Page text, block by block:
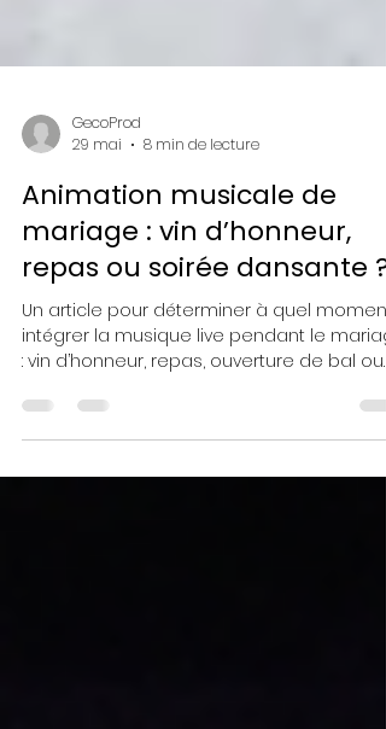
GecoProd
29 mai
8 min de lecture
Animation musicale de
mariage : vin d’honneur,
repas ou soirée dansante ?
Un article pour déterminer à quel moment
: vin d’honneur, repas, ouverture de bal ou
soirée.